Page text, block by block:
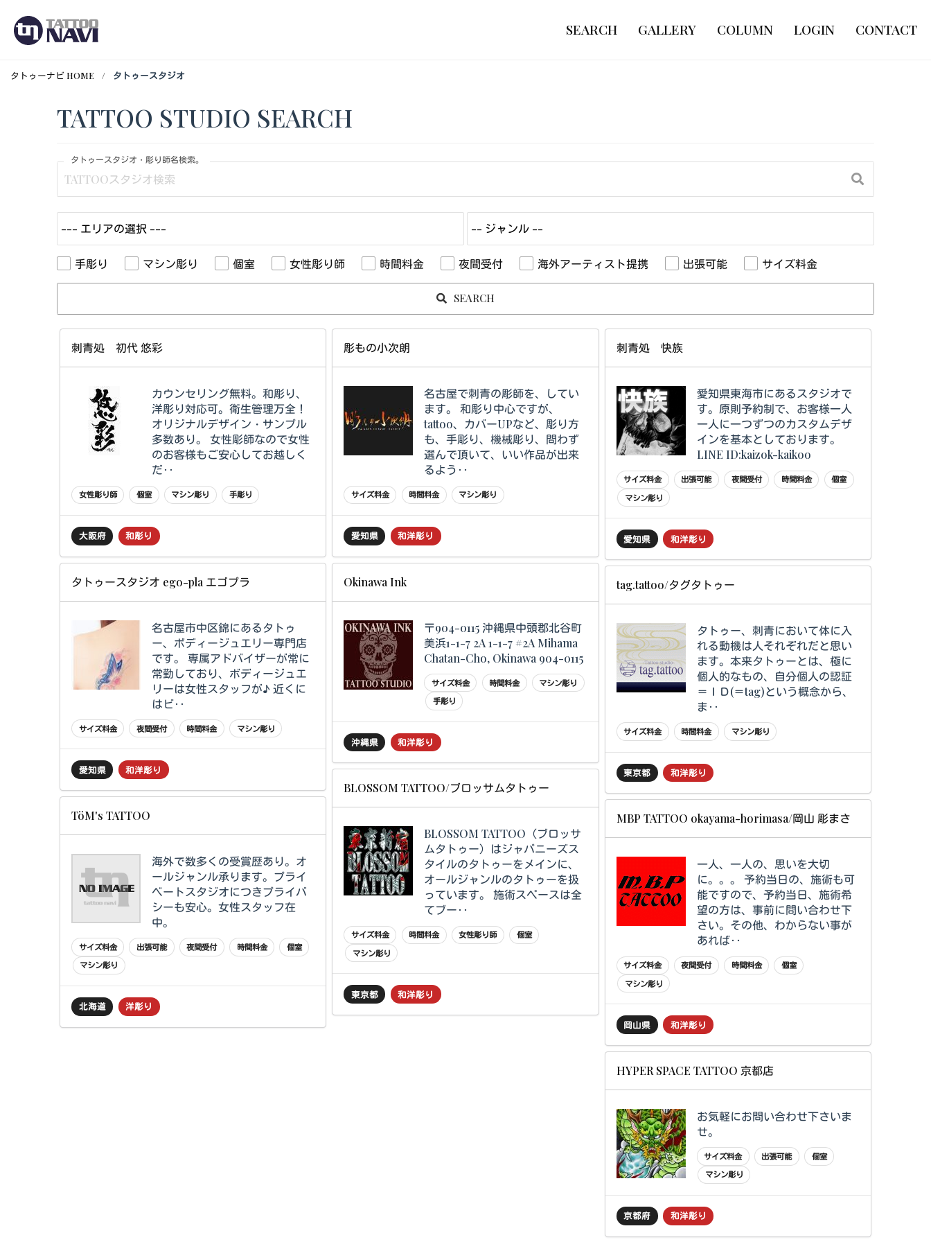
SEARCH GALLERY COLUMN LOGIN CONTACT
タトゥーナビ HOME タトゥースタジオ
TATTOO STUDIO SEARCH
タトゥースタジオ・彫り師名検索。
手彫り マシン彫り 個室 女性彫り師 時間料金 夜間受付 海外アーティスト提携 出張可能 サイズ料金
SEARCH
刺青処 初代 悠彩
カウンセリング無料。和彫り、
洋彫り対応可。衛生管理万全！
オリジナルデザイン・サンプル
多数あり。 女性彫師なので女性
のお客様もご安心してお越しく
だ‥
女性彫り師 個室 マシン彫り 手彫り
大阪府 和彫り
タトゥースタジオ ego-pla エゴプラ
名古屋市中区錦にあるタトゥ
ー、ボディージュエリー専門店
です。 専属アドバイザーが常に
常勤しており、ボディージュエ
リーは女性スタッフが♪ 近くに
はビ‥
サイズ料金 夜間受付 時間料金 マシン彫り
愛知県 和洋彫り
TöM's TATTOO
海外で数多くの受賞歴あり。オ
ールジャンル承ります。プライ
ベートスタジオにつきプライバ
シーも安心。女性スタッフ在
中。
サイズ料金 出張可能 夜間受付 時間料金
個室
マシン彫り
北海道 洋彫り
彫もの小次朗
名古屋で刺青の彫師を、してい
ます。 和彫り中心ですが、
tattoo、カバーUPなど、彫り方
も、手彫り、機械彫り、問わず
選んで頂いて、いい作品が出来
るよう‥
サイズ料金 時間料金 マシン彫り
愛知県 和洋彫り
Okinawa Ink
〒904-0115 沖縄県中頭郡北谷町
美浜1-1-7 2A 1-1-7 #2A Mihama
Chatan-Cho, Okinawa 904-0115
サイズ料金 時間料金
マシン彫り
手彫り
沖縄県 和洋彫り
BLOSSOM TATTOO/ブロッサムタトゥー
BLOSSOM TATTOO（ブロッサ
ムタトゥー）はジャパニーズス
タイルのタトゥーをメインに、
オールジャンルのタトゥーを扱
っています。 施術スペースは全
てブー‥
サイズ料金 時間料金 女性彫り師
個室
マシン彫り
東京都 和洋彫り
刺青処 快族
愛知県東海市にあるスタジオで
す。原則予約制で、お客様一人
一人に一つずつのカスタムデザ
インを基本としております。
LINE ID:kaizok-kaikoo
サイズ料金 出張可能 夜間受付 時間料金
個室
マシン彫り
愛知県 和洋彫り
tag.tattoo/タグタトゥー
タトゥー、刺青において体に入
れる動機は人それぞれだと思い
ます。本来タトゥーとは、極に
個人的なもの、自分個人の認証
＝ＩＤ(＝tag)という概念から、
ま‥
サイズ料金 時間料金 マシン彫り
東京都 和洋彫り
MBP TATTOO okayama-horimasa/岡山 彫まさ
一人、一人の、思いを大切
に。。。 予約当日の、施術も可
能ですので、予約当日、施術希
望の方は、事前に問い合わせ下
さい。その他、わからない事が
あれば‥
サイズ料金 夜間受付 時間料金
個室
マシン彫り
岡山県 和洋彫り
HYPER SPACE TATTOO 京都店
お気軽にお問い合わせ下さいま
せ。
サイズ料金 出張可能
個室
マシン彫り
京都府 和洋彫り